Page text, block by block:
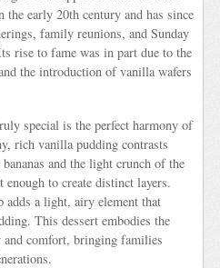
the early 20th century and has since
family reunions, and Sunday
rise to fame was in part due to the
the introduction of vanilla wafers
special is the perfect harmony of
rich vanilla pudding contrasts
and the light crunch of the
to create distinct layers.
a light, airy element that
This dessert embodies the
and comfort, bringing families